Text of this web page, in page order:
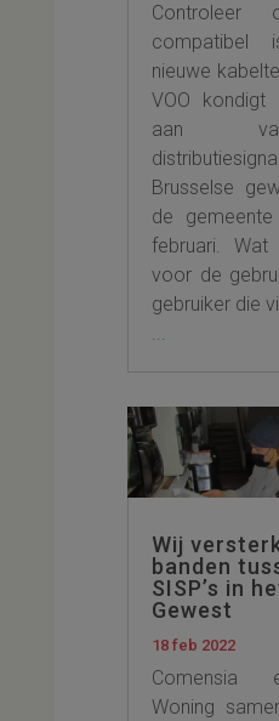
nieuwe
VOO kondigt
aan
Brusselse
de
februari. Wat
voor de
gebruiker die
...
Wij
banden
SISP’s in
Gewest
18 feb 2022
Comensia
Woning